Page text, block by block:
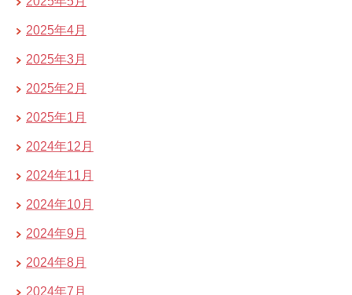
2025年4月
2025年3月
2025年2月
2025年1月
2024年12月
2024年11月
2024年10月
2024年9月
2024年8月
2024年7月